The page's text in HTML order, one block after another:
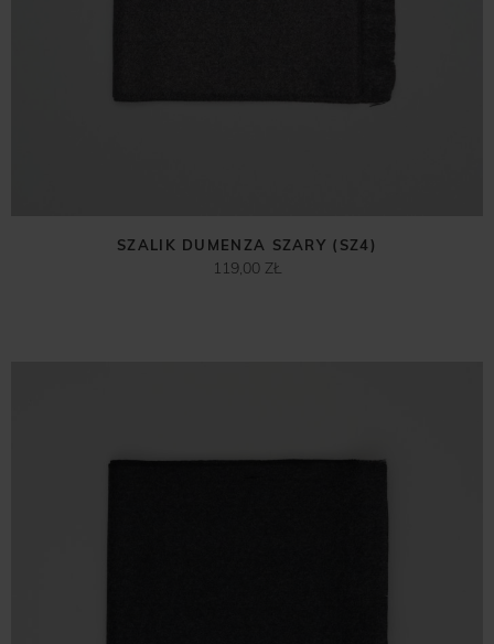
SZALIK DUMENZA SZARY (SZ4)
119,00 ZŁ